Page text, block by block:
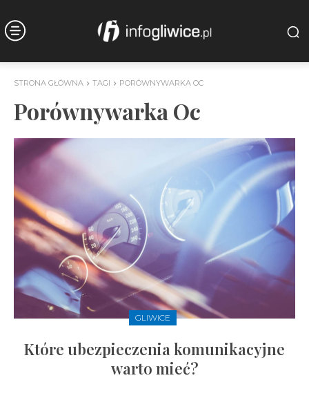
STRONA GŁÓWNA TAGI PORÓWNYWARKA OC
Porównywarka Oc
GLIWICE
Które ubezpieczenia komunikacyjne
warto mieć?